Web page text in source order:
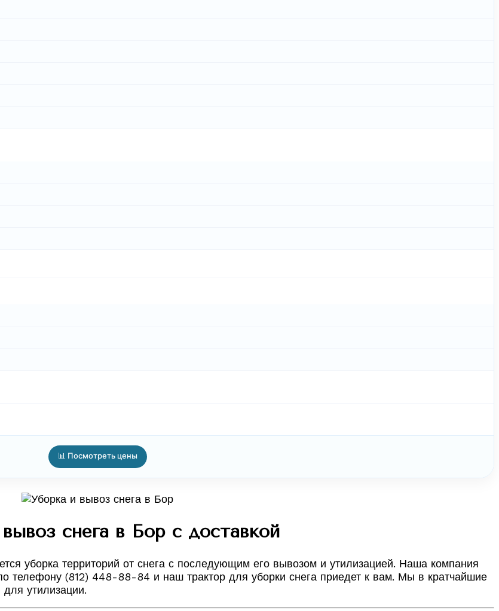
📊 Посмотреть цены
снега в Бор с доставкой
уборка территорий от снега с последующим его вывозом и утилизацией. Наша компания
телефону (812) 448-88-84 и наш трактор для уборки снега приедет к вам. Мы в кратчайшие
утилизации.